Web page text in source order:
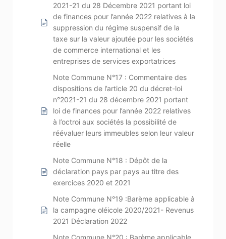
2021-21 du 28 Décembre 2021 portant loi
de finances pour l’année 2022 relatives à la
suppression du régime suspensif de la
taxe sur la valeur ajoutée pour les sociétés
de commerce international et les
entreprises de services exportatrices
Note Commune N°17 : Commentaire des
dispositions de l’article 20 du décret-loi
n°2021-21 du 28 décembre 2021 portant
loi de finances pour l’année 2022 relatives
à l’octroi aux sociétés la possibilité de
réévaluer leurs immeubles selon leur valeur
réelle
Note Commune N°18 : Dépôt de la
déclaration pays par pays au titre des
exercices 2020 et 2021
Note Commune N°19 :Barème applicable à
la campagne oléicole 2020/2021- Revenus
2021 Déclaration 2022